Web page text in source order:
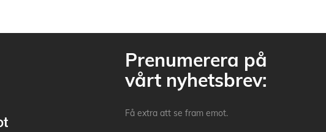
Prenumerera på
vårt nyhetsbrev:
Få extra att se fram emot.